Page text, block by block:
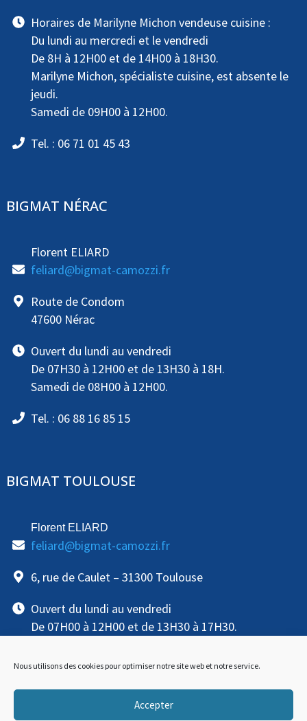
Nous utilisons des cookies pour optimiser notre site web et notre service.
Accepter
Horaires de Marilyne Michon vendeuse cuisine :
Du lundi au mercredi et le vendredi
De 8H à 12H00 et de 14H00 à 18H30.
Marilyne Michon, spécialiste cuisine, est absente le
jeudi.
Samedi de 09H00 à 12H00.
Tel. : 06 71 01 45 43
BIGMAT NÉRAC
Florent ELIARD
feliard@bigmat-camozzi.fr
Route de Condom
47600 Nérac
Ouvert du lundi au vendredi
De 07H30 à 12H00 et de 13H30 à 18H.
Samedi de 08H00 à 12H00.
Tel. : 06 88 16 85 15
BIGMAT TOULOUSE
Florent ELIARD
feliard@bigmat-camozzi.fr
6, rue de Caulet – 31300 Toulouse
Ouvert du lundi au vendredi
De 07H00 à 12H00 et de 13H30 à 17H30.